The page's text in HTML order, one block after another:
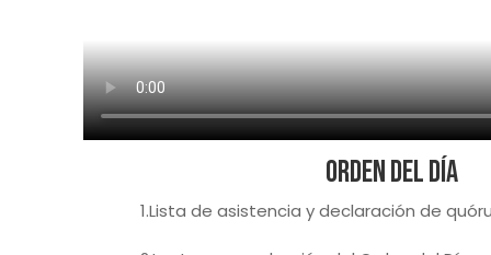
Orden del Día
1.Lista de asistencia y declaración de